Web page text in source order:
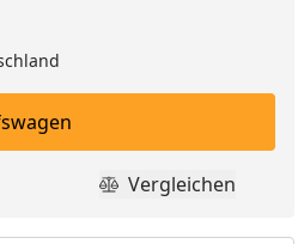
Einkaufswagen legen
Produkt
Vergleichen